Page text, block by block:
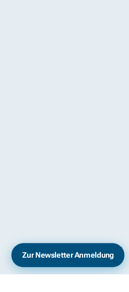
Datenschutz
Zur Newsletter Anmeldung